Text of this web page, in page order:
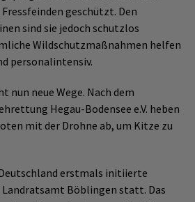
geschützt. Den
sind sie jedoch schutzlos
Wildschutzmaßnahmen helfen
personalintensiv.
nun neue Wege. Nach dem
Hegau-Bodensee e.V. heben
mit der Drohne ab, um Kitze zu
erstmals initiierte
Böblingen statt. Das